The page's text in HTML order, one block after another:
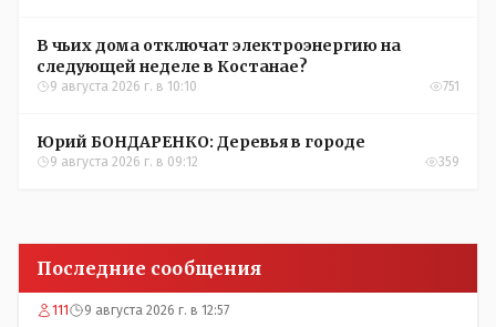
В чьих дома отключат электроэнергию на
следующей неделе в Костанае?
9 августа 2026 г. в 10:10 751
Юрий БОНДАРЕНКО: Деревья в городе
9 августа 2026 г. в 09:12 359
Последние сообщения
111 9 августа 2026 г. в 12:57